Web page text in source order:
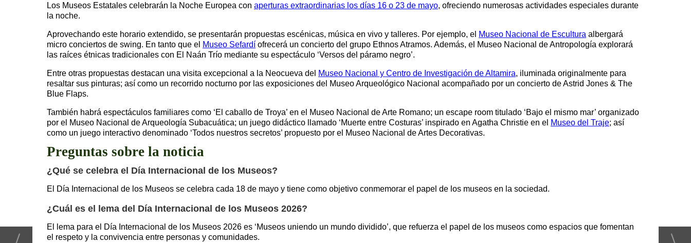
Los Museos Estatales celebrarán la Noche Europea con aperturas extraordinarias los días 16 o 23 de mayo, ofreciendo numerosas actividades especiales durante
la noche.
Aprovechando este horario extendido, se presentarán propuestas escénicas, música en vivo y talleres. Por ejemplo, el Museo Nacional de Escultura albergará
micro conciertos de swing. En tanto que el Museo Sefardí ofrecerá un concierto del grupo Ethnos Atramos. Además, el Museo Nacional de Antropología explorará
las raíces étnicas tradicionales con El Naán Trío mediante su espectáculo ‘Versos del páramo negro’.
Entre otras propuestas destacan una visita excepcional a la Neocueva del Museo Nacional y Centro de Investigación de Altamira, iluminada originalmente para
resaltar sus pinturas; así como un recorrido nocturno por las exposiciones del Museo Arqueológico Nacional acompañado por un concierto de Astrid Jones & The
Blue Flaps.
También habrá espectáculos familiares como ‘El caballo de Troya’ en el Museo Nacional de Arte Romano; un escape room titulado ‘Bajo el mismo mar’ organizado
por el Museo Nacional de Arqueología Subacuática; un juego didáctico llamado ‘Muerte entre Costuras’ inspirado en Agatha Christie en el Museo del Traje; así
como un juego interactivo denominado ‘Todos nuestros secretos’ propuesto por el Museo Nacional de Artes Decorativas.
Preguntas sobre la noticia
¿Qué se celebra el Día Internacional de los Museos?
El Día Internacional de los Museos se celebra cada 18 de mayo y tiene como objetivo conmemorar el papel de los museos en la sociedad.
¿Cuál es el lema del Día Internacional de los Museos 2026?
El lema para el Día Internacional de los Museos 2026 es ‘Museos uniendo un mundo dividido’, que refuerza el papel de los museos como espacios que fomentan
el respeto y la convivencia entre personas y comunidades.